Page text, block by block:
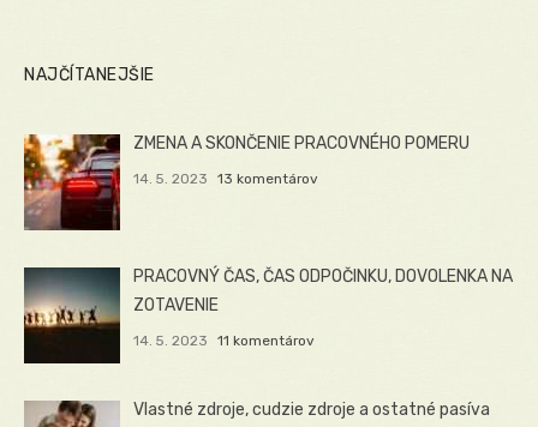
NAJČÍTANEJŠIE
ZMENA A SKONČENIE PRACOVNÉHO POMERU
14. 5. 2023 13 komentárov
PRACOVNÝ ČAS, ČAS ODPOČINKU, DOVOLENKA NA
ZOTAVENIE
14. 5. 2023 11 komentárov
Vlastné zdroje, cudzie zdroje a ostatné pasíva